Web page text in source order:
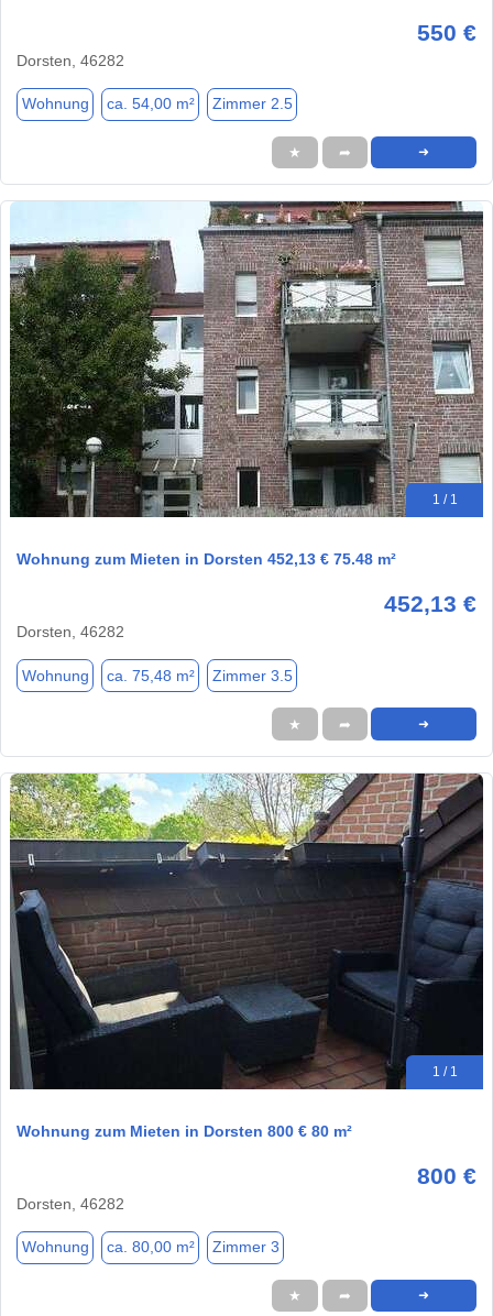
550 €
Dorsten, 46282
Wohnung ca. 54,00 m² Zimmer 2.5
★ ➦ ➜
1 / 1
Wohnung zum Mieten in Dorsten 452,13 € 75.48 m²
452,13 €
Dorsten, 46282
Wohnung ca. 75,48 m² Zimmer 3.5
★ ➦ ➜
1 / 1
Wohnung zum Mieten in Dorsten 800 € 80 m²
800 €
Dorsten, 46282
Wohnung ca. 80,00 m² Zimmer 3
★ ➦ ➜